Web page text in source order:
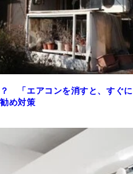
「エアコンを消すと、すぐに
め対策